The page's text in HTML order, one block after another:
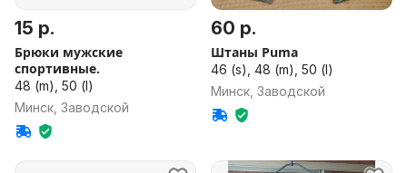
15 р.
Брюки мужские
спортивные.
48 (m), 50 (l)
Минск, Заводской
60 р.
Штаны Puma
46 (s), 48 (m), 50 (l)
Минск, Заводской